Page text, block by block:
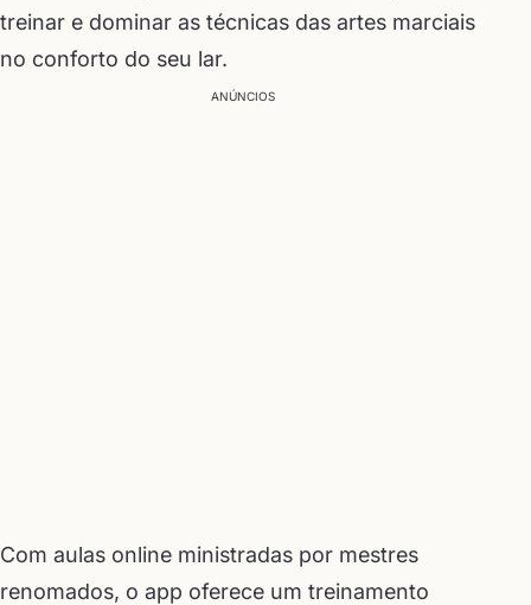
treinar e dominar as técnicas das artes marciais
no conforto do seu lar.
ANÚNCIOS
Com aulas online ministradas por mestres
renomados, o app oferece um treinamento